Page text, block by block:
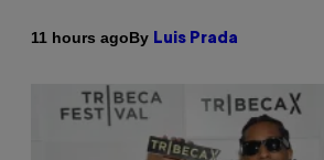
11 hours agoBy Luis Prada